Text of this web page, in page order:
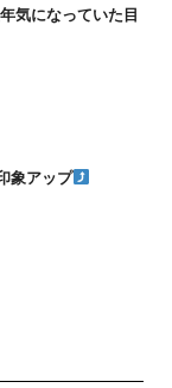
気になっていた目
象アップ